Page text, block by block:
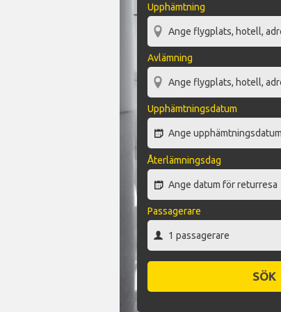
Upphämtning
Avlämning
Upphämtningsdatum
Återlämningsdag
Passagerare
SÖK